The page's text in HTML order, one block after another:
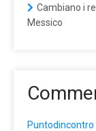
Cambiano i
Messico
Puntodincontro